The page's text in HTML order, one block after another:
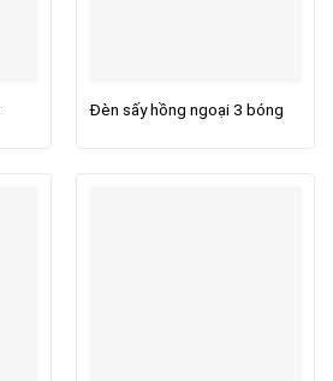
Đèn sấy hồng ngoại 3 bóng